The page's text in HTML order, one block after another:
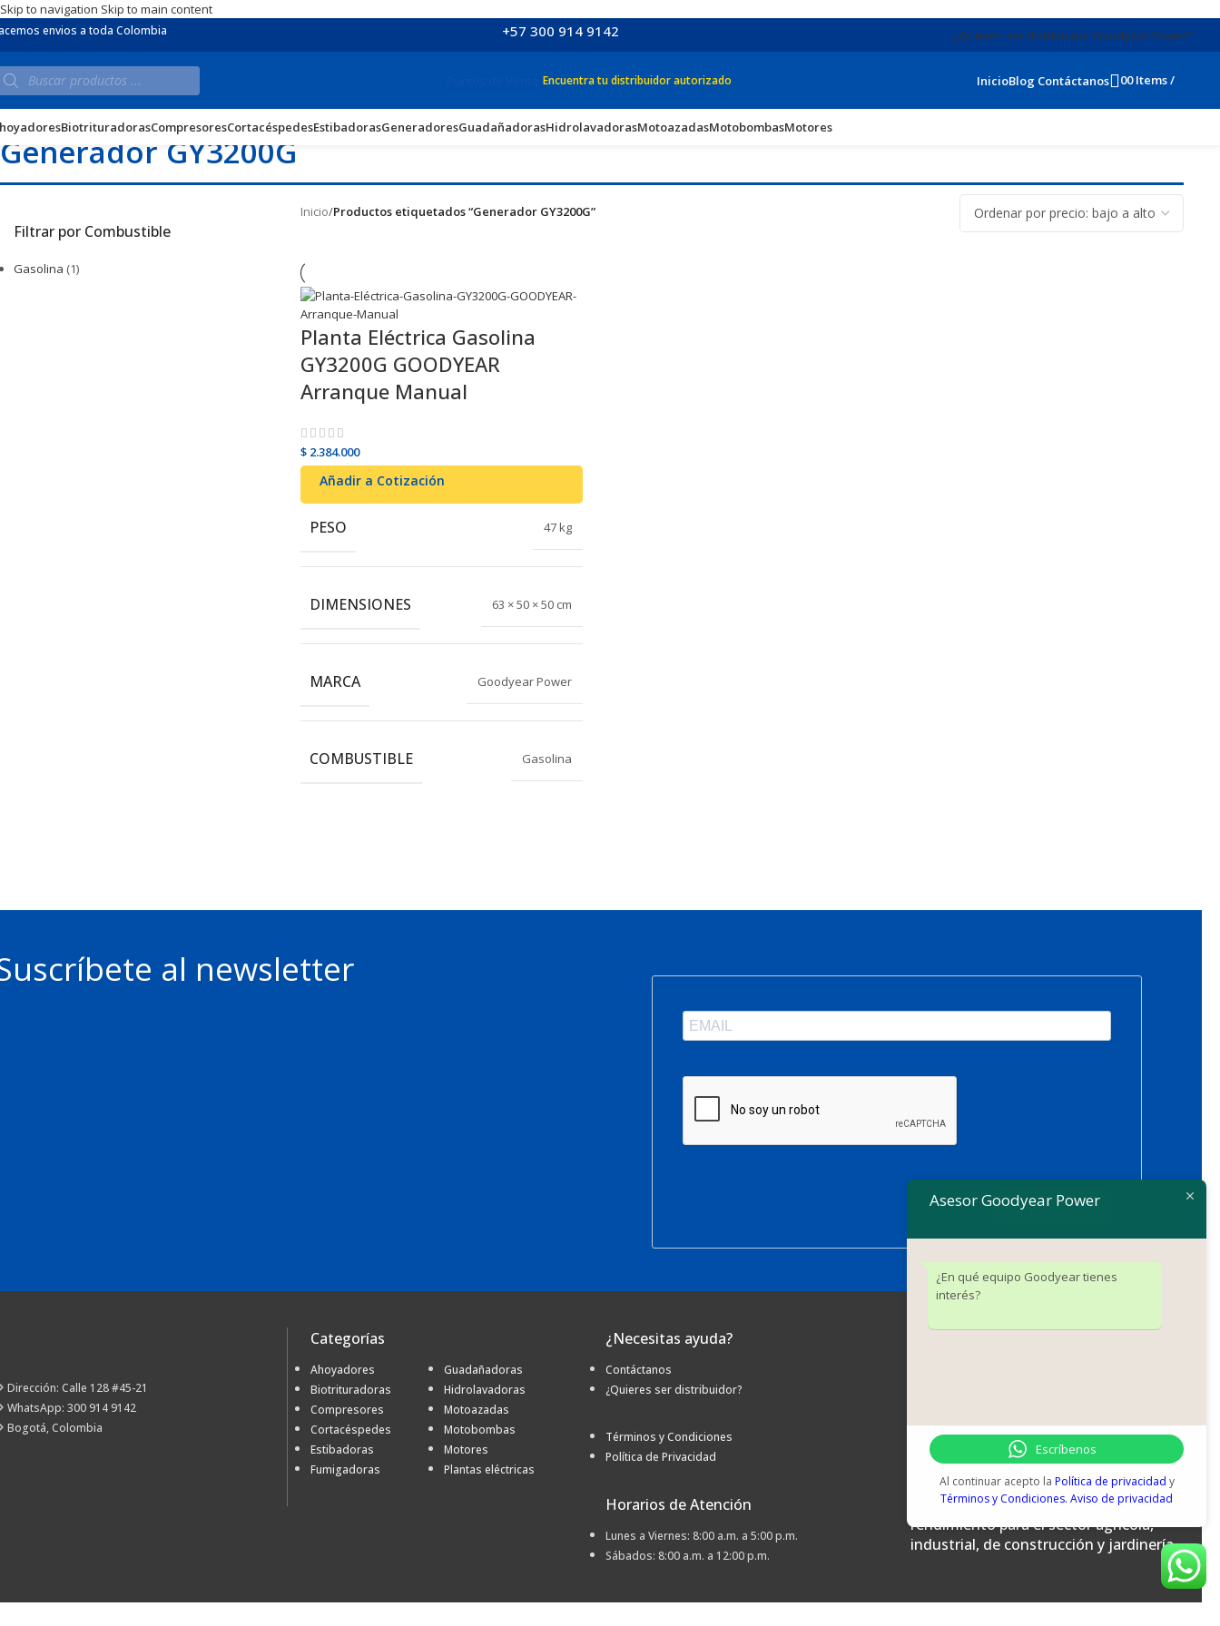
Skip to navigation Skip to main content
envios a toda Colombia +57 300 914 9142 ¿Quieres ser distribuidor Goodyear Power?
Encuentra tu distribuidor autorizado InicioBlog Contáctanos 00Items/
BiotrituradorasCompresoresCortacéspedesEstibadorasGeneradoresGuadañadorasHidrolavadorasMotoazadasMotobombasMotores
Generador GY3200G
Filtrar por Combustible
Gasolina (1)
Inicio/Productos etiquetados “Generador GY3200G”
Planta Eléctrica Gasolina
GY3200G GOODYEAR
Arranque Manual
$ 2.384.000
Añadir al carrito
Añadir a Cotización
PESO 47 kg
DIMENSIONES 63 × 50 × 50 cm
MARCA Goodyear Power
COMBUSTIBLE Gasolina
al newsletter
SUSCRIBIRSE
Dirección: Calle 128 #45-21
WhatsApp: 300 914 9142
Bogotá, Colombia
Categorías
Ahoyadores
Biotrituradoras
Compresores
Cortacéspedes
Estibadoras
Fumigadoras
Guadañadoras
Hidrolavadoras
Motoazadas
Motobombas
Motores
Plantas eléctricas
¿Necesitas ayuda?
Contáctanos
¿Quieres ser distribuidor?
Términos y Condiciones
Política de Privacidad
Horarios de Atención
Lunes a Viernes: 8:00 a.m. a 5:00 p.m.
Sábados: 8:00 a.m. a 12:00 p.m.
© Goodyear Power Colombia.
Distribución y soporte oficial por
MaqImport. Maquinaria de alto
rendimiento para el sector agrícola,
industrial, de construcción y jardinería.
Asesor Goodyear Power
¿En qué equipo Goodyear tienes
interés?
Escríbenos
Al continuar acepto la Política de privacidad y
Términos y Condiciones. Aviso de privacidad